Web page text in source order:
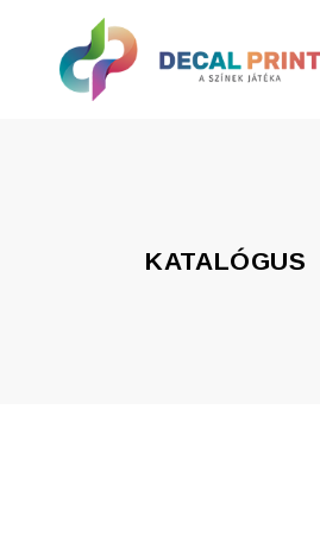
KATALÓGUS